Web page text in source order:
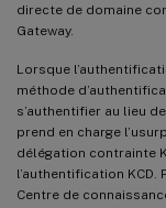
directe de domaine
Gateway.
Lorsque
méthode
s’authentifier au lieu
prend en charge
délégation contrainte
l’authentification
Centre de